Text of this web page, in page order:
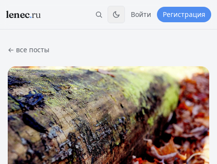
lenec.ru Войти Регистрация
← все посты